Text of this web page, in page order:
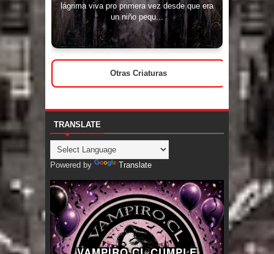
lágrima viva pro primera vez desde que era
un niño pequ...
Otras Criaturas
TRANSLATE
Powered by Translate